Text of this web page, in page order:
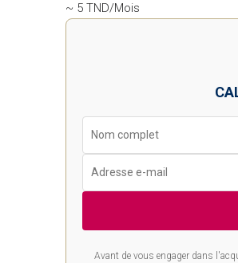
~ 5 TND/Mois
Avant de vous engager dans